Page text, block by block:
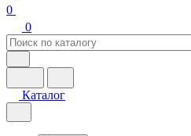
0
0
Каталог